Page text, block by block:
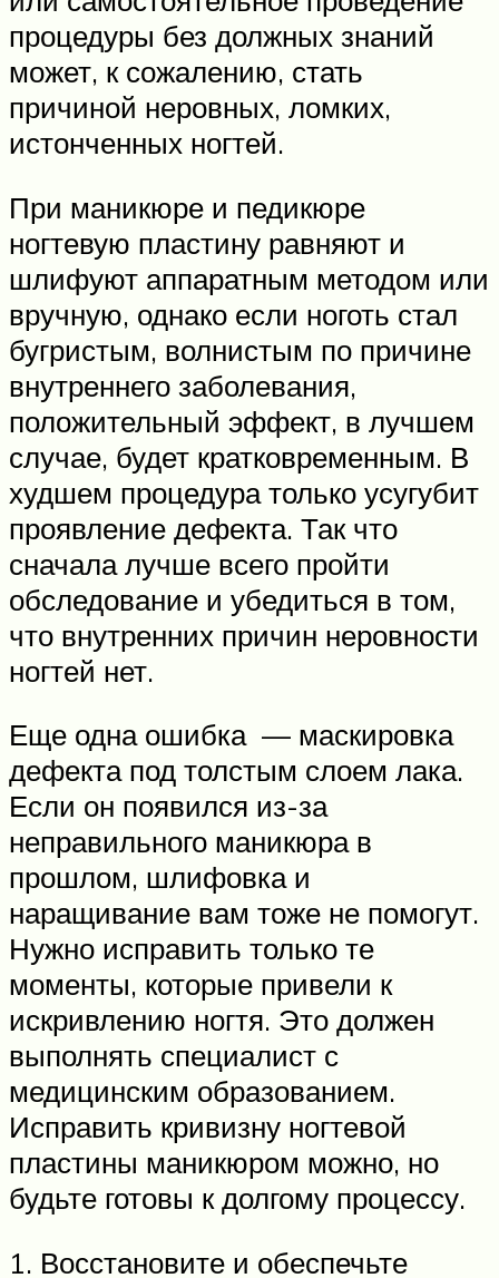
процедуры без должных знаний
может, к сожалению, стать
причиной неровных, ломких,
истонченных ногтей.
При маникюре и педикюре
ногтевую пластину равняют и
шлифуют аппаратным методом или
вручную, однако если ноготь стал
бугристым, волнистым по причине
внутреннего заболевания,
положительный эффект, в лучшем
случае, будет кратковременным. В
худшем процедура только усугубит
проявление дефекта. Так что
сначала лучше всего пройти
обследование и убедиться в том,
что внутренних причин неровности
ногтей нет.
Еще одна ошибка — маскировка
дефекта под толстым слоем лака.
Если он появился из-за
неправильного маникюра в
прошлом, шлифовка и
наращивание вам тоже не помогут.
Нужно исправить только те
моменты, которые привели к
искривлению ногтя. Это должен
выполнять специалист с
медицинским образованием.
Исправить кривизну ногтевой
пластины маникюром можно, но
будьте готовы к долгому процессу.
1. Восстановите и обеспечьте